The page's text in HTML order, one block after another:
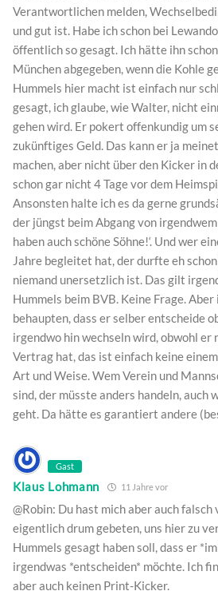
Verantwortlichen melden,
und gut ist. Habe ich schon bei
öffentlich so gesagt. Ich hätte ihn
München abgegeben, wenn die Kohle
Hummels hier macht ist einfach nur
gesagt, ich glaube, wie Walter, nicht
gehen wird. Er pokert offenkundig um
zukünftiges Geld. Das kann er ja
machen, aber nicht über den Kicker in
schon gar nicht 4 Tage vor dem
Ansonsten halte ich es da gerne
der jüngst beim Abgang von
haben auch schöne Söhne!‘. Und wer
Jahre begleitet hat, der durfte eh
niemand unersetzlich ist. Das gilt
Hummels beim BVB. Keine Frage.
behaupten, dass er selber entscheide
irgendwo hin wechseln wird, obwohl er
Vertrag hat, das ist einfach keine
Art und Weise. Wem Verein und
sind, der müsste anders handeln, auch
geht. Da hätte es garantiert andere
Gast
Klaus Lohmann 11 Jahre vor
@Robin: Du hast mich aber auch
eigentlich drum gebeten, uns hier zu
Hummels gesagt haben soll, dass er
irgendwas *entscheiden* möchte. Ich
aber auch keinen Print-Kicker.